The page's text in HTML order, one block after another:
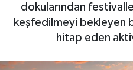
dokularından
keşfedilmeyi bekleyen
hitap eden